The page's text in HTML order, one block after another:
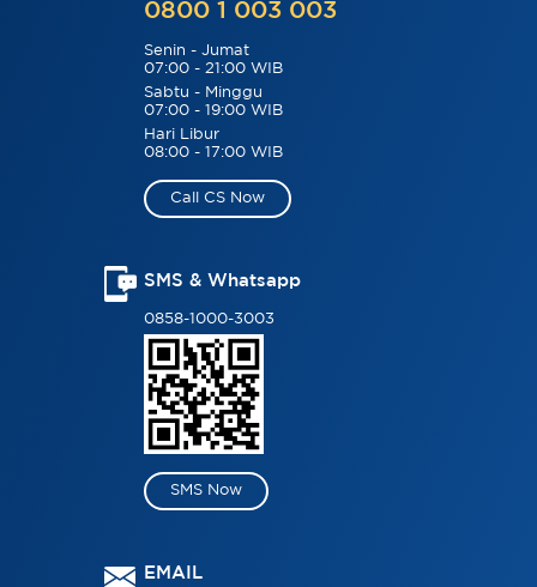
0800 1 003 003
Senin - Jumat
07:00 - 21:00 WIB
Sabtu - Minggu
07:00 - 19:00 WIB
Hari Libur
08:00 - 17:00 WIB
Call CS Now
SMS & Whatsapp
0858-1000-3003
SMS Now
EMAIL